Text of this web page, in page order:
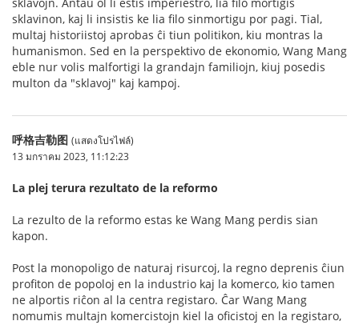
sklavinon, kaj li insistis ke lia filo sinmortigu por pagi. Tial,
multaj historiistoj aprobas ĉi tiun politikon, kiu montras la
humanismon. Sed en la perspektivo de ekonomio, Wang Mang
eble nur volis malfortigi la grandajn familiojn, kiuj posedis
multon da "sklavoj" kaj kampoj.
呼格吉勒图 (แสดงโปรไฟล์)
13 มกราคม 2023, 11:12:23
La plej terura rezultato de la reformo
La rezulto de la reformo estas ke Wang Mang perdis sian
kapon.
Post la monopoligo de naturaj risurcoj, la regno deprenis ĉiun
profiton de popoloj en la industrio kaj la komerco, kio tamen
ne alportis riĉon al la centra registaro. Ĉar Wang Mang
nomumis multajn komercistojn kiel la oficistoj en la registaro,